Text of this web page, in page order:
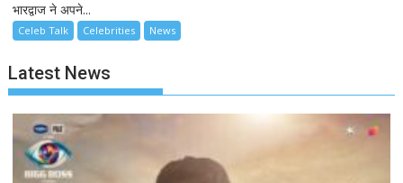
भारद्वाज ने अपने...
Celeb Talk Celebrities News
Latest News